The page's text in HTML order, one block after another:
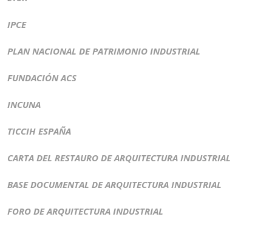
IPCE
PLAN NACIONAL DE PATRIMONIO INDUSTRIAL
FUNDACIÓN ACS
INCUNA
TICCIH ESPAÑA
CARTA DEL RESTAURO DE ARQUITECTURA INDUSTRIAL
BASE DOCUMENTAL DE ARQUITECTURA INDUSTRIAL
FORO DE ARQUITECTURA INDUSTRIAL